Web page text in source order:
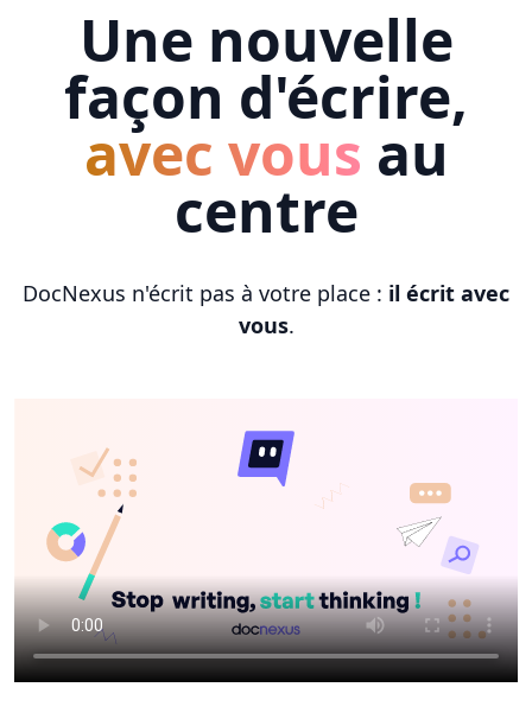
Une nouvelle
façon d'écrire,
avec vous au
centre
DocNexus n'écrit pas à votre place : il écrit avec
vous.